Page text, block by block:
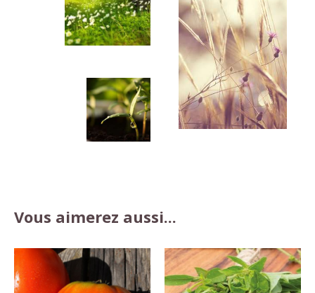
Vous aimerez aussi...